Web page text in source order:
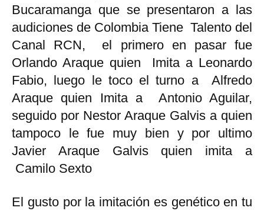
Bucaramanga que se presentaron a las
audiciones de Colombia Tiene Talento del
Canal RCN, el primero en pasar fue
Orlando Araque quien Imita a Leonardo
Fabio, luego le toco el turno a Alfredo
Araque quien Imita a Antonio Aguilar,
seguido por Nestor Araque Galvis a quien
tampoco le fue muy bien y por ultimo
Javier Araque Galvis quien imita a
Camilo Sexto
El gusto por la imitación es genético en tu